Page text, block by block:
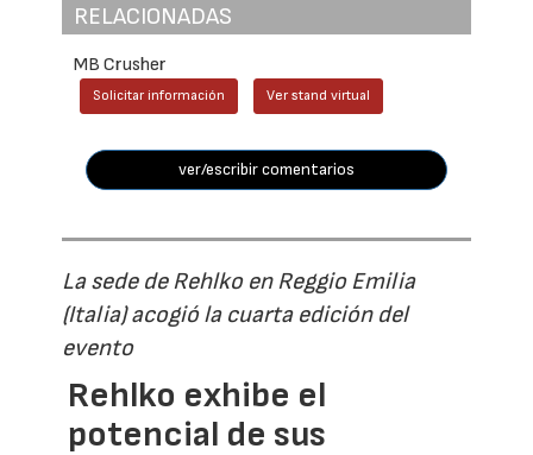
RELACIONADAS
MB Crusher
Solicitar información Ver stand virtual
ver/escribir comentarios
La sede de Rehlko en Reggio Emilia
(Italia) acogió la cuarta edición del
evento
Rehlko exhibe el
potencial de sus